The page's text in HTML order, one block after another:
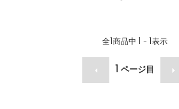
全1 商品中 1 - 1 表示
ページ目